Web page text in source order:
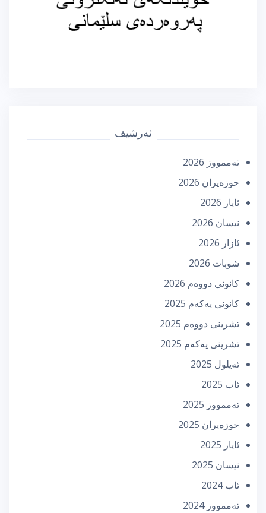
ئەرشیف
تەممووز 2026
حوزه‌یران 2026
ئایار 2026
نیسان 2026
ئازار 2026
شوبات 2026
كانونی دووه‌م 2026
كانونی یه‌كه‌م 2025
تشرینی دووه‌م 2025
تشرینی یه‌كه‌م 2025
ئه‌یلول 2025
ئاب 2025
تەممووز 2025
حوزه‌یران 2025
ئایار 2025
نیسان 2025
ئاب 2024
تەممووز 2024